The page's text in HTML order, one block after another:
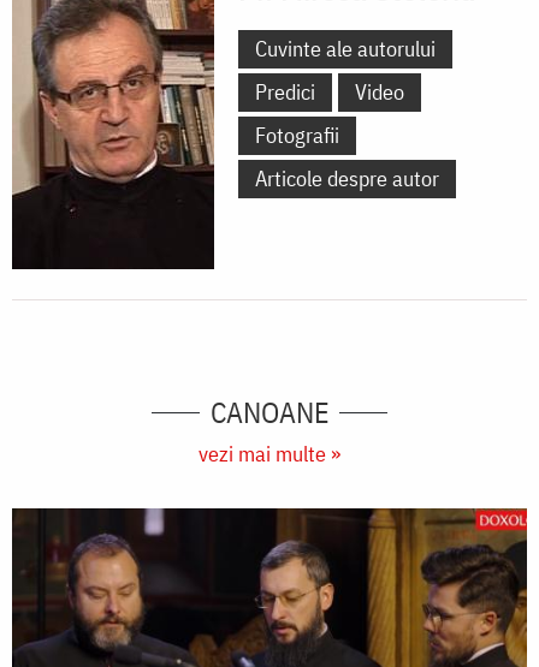
Cuvinte ale autorului
Predici
Video
Fotografii
Articole despre autor
CANOANE
vezi mai multe »